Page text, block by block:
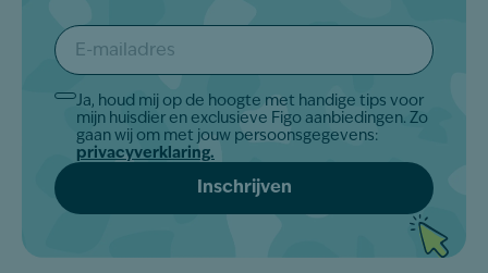
E-
mailadres
*
Akkoord
Ja, houd mij op de hoogte met handige tips voor
mijn huisdier en exclusieve Figo aanbiedingen. Zo
gaan wij om met jouw persoonsgegevens:
privacyverklaring.